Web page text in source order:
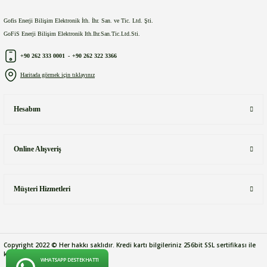
Gofis Enerji Bilişim Elektronik İth. İhr. San. ve Tic. Ltd. Şti.
GoFiS Enerji Bilişim Elektronik Ith.Ihr.San.Tic.Ltd.Sti.
+90 262 333 0001 - +90 262 322 3366
Haritada görmek için tıklayınız
Hesabım
Online Alışveriş
Müşteri Hizmetleri
Copyright 2022 © Her hakkı saklıdır. Kredi kartı bilgileriniz 256bit SSL sertifikası ile
korunmaktadır.
WHATSAPP DESTEK HATTI